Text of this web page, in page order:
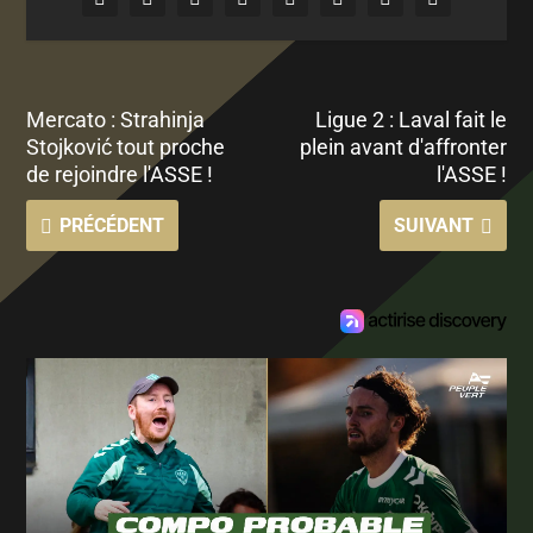
Mercato : Strahinja
Stojković tout proche
de rejoindre l'ASSE !
PRÉCÉDENT
Ligue 2 : Laval fait le
plein avant d'affronter
l'ASSE !
SUIVANT